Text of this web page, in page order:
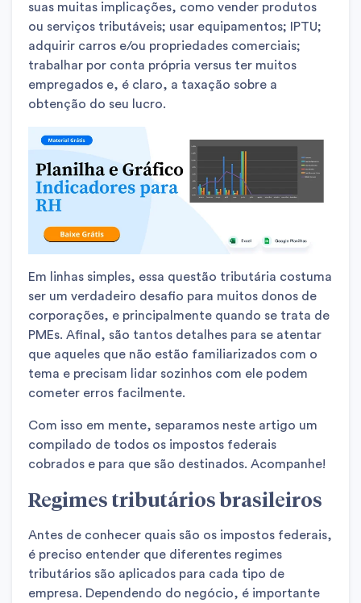
suas muitas implicações, como vender produtos
ou serviços tributáveis; usar equipamentos; IPTU;
adquirir carros e/ou propriedades comerciais;
trabalhar por conta própria versus ter muitos
empregados e, é claro, a taxação sobre a
obtenção do seu lucro.
Em linhas simples, essa questão tributária costuma
ser um verdadeiro desafio para muitos donos de
corporações, e principalmente quando se trata de
PMEs. Afinal, são tantos detalhes para se atentar
que aqueles que não estão familiarizados com o
tema e precisam lidar sozinhos com ele podem
cometer erros facilmente.
Com isso em mente, separamos neste artigo um
compilado de todos os impostos federais
cobrados e para que são destinados. Acompanhe!
Regimes tributários brasileiros
Antes de conhecer quais são os impostos federais,
é preciso entender que diferentes regimes
tributários são aplicados para cada tipo de
empresa. Dependendo do negócio, é importante